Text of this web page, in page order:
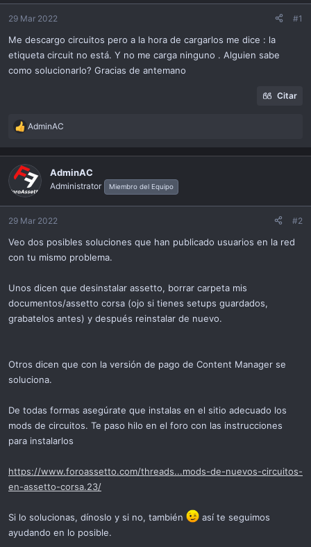
ó
29 Mar 2022 #1
Me descargo circuitos pero a la hora de cargarlos me dice : la
etiqueta circuit no está. Y no me carga ninguno . Alguien sabe
como solucionarlo? Gracias de antemano
Citar
R
a
c
t
i
o
n
:
AdminAC
AdminAC
Administrator Miembro del Equipo
29 Mar 2022 #2
Veo dos posibles soluciones que han publicado usuarios en la red
con tu mismo problema.
Unos dicen que desinstalar assetto, borrar carpeta mis
documentos/assetto corsa (ojo si tienes setups guardados,
grabatelos antes) y después reinstalar de nuevo.
Otros dicen que con la versión de pago de Content Manager se
soluciona.
De todas formas asegúrate que instalas en el sitio adecuado los
mods de circuitos. Te paso hilo en el foro con las instrucciones
para instalarlos
https://www.foroassetto.com/threads...mods-de-nuevos-circuitos-
en-assetto-corsa.23/
Si lo solucionas, dínoslo y si no, también
así te seguimos
ayudando en lo posible.